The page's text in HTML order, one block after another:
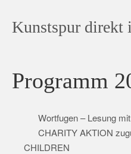
Kunstspur direkt
Programm
Wortfugen – Lesung
CHARITY AKTION
CHILDREN